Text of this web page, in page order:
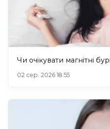
Чи очікувати магнітні
02 сер. 2026 18:55